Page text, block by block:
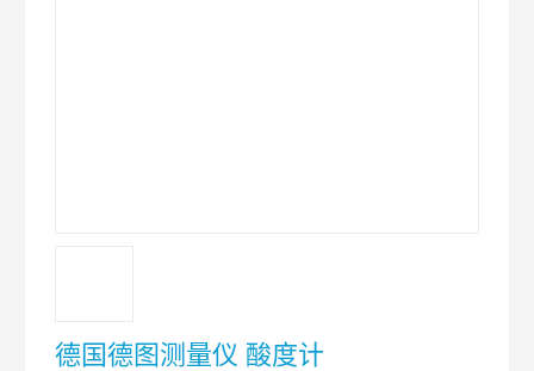
德国德图测量仪 酸度计